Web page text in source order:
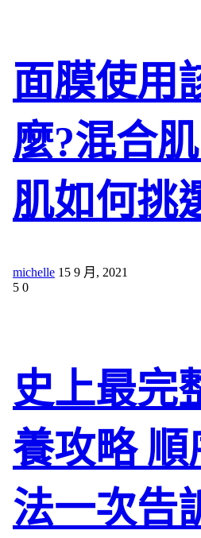
面膜使用
麼?混合
肌如何挑
michelle 15 9 月, 2021
5 0
史上最完
養攻略 順
法一次告